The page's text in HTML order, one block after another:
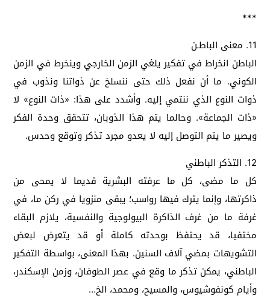
***
11. معنى الباطـن
الباطن انخراط في تفكير يلغي الزمن الخارجي وينخرط في الزمن
الكوني. ما أن نفعل ذلك حتى ننسلخ عن ذواتنا ونذوب في
ذوات النوع الذي ننتمي إليه. وأشدد على هذا: «ذات النوع» لا
«ذات الجماعة». وحالما يتم هذا الذوبان، تتحقق وحدة الفكر
ويصير ما يتم التوصل إليه لا يعدو مجرد تذكر وتوقع وحدس.
12. التذكر الباطني
كل ما مضى، كل ما عرفته البشرية قديما لا يمحى من
ذاكرتها، وإنما يترك فيها رواسب؛ يبقى منزويا في ركن ما، في
غرفة ما من غرف الذاكرة البيولوجية والنفسية، يلازم البقاء
مختفيا، قد يحتفظ بوحدته كاملة أو قد يتعرض لبعض
التشويهات بمضي آلاف السنين. بهذا المعنى، بواسطة التفكير
الباطني، يمكن تذكر ما وقع في عصر الطوفان، وزمن الإسكندر،
وأيام كونفوشيوس، والمسيح، ومحمد، الخ…